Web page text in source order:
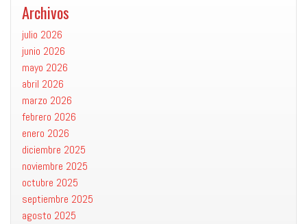
Archivos
julio 2026
junio 2026
mayo 2026
abril 2026
marzo 2026
febrero 2026
enero 2026
diciembre 2025
noviembre 2025
octubre 2025
septiembre 2025
agosto 2025